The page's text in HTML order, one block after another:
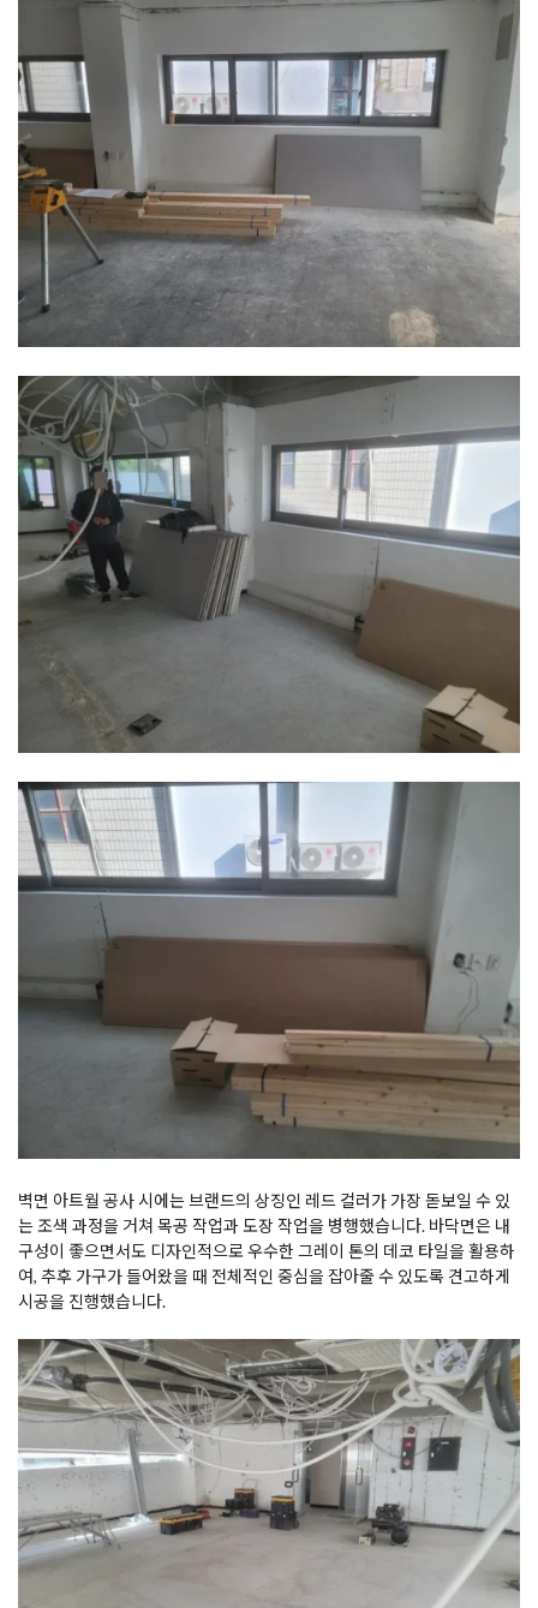
벽면 아트월 공사 시에는 브랜드의 상징인 레드 컬러가 가장 돋보일 수 있
는 조색 과정을 거쳐 목공 작업과 도장 작업을 병행했습니다. 바닥면은 내
구성이 좋으면서도 디자인적으로 우수한 그레이 톤의 데코 타일을 활용하
여, 추후 가구가 들어왔을 때 전체적인 중심을 잡아줄 수 있도록 견고하게
시공을 진행했습니다.